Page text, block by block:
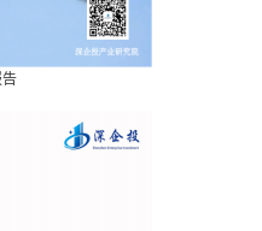
告